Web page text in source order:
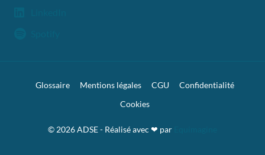
© 2026 ADSE - Réalisé avec ❤︎ par
Glossaire Mentions légales CGU
Confidentialité
Cookies